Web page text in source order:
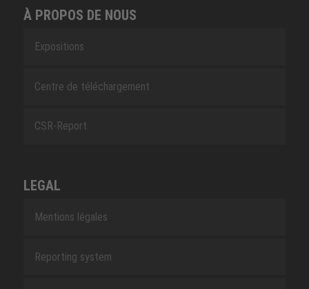
À PROPOS DE NOUS
Expositions
Centre de téléchargement
CSR-Report
LEGAL
Mentions légales
Reporting system